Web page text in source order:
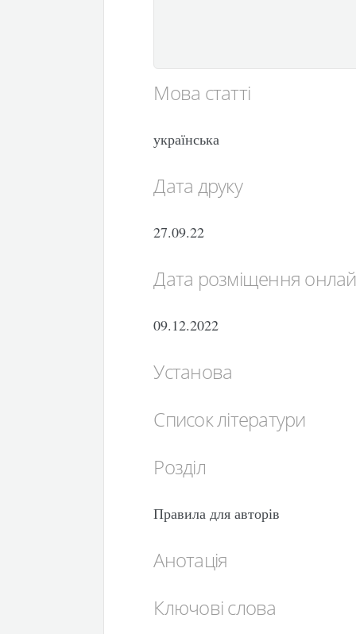
Мова статті
українська
Дата друку
27.09.22
Дата розміщення
09.12.2022
Установа
Список літератури
Розділ
Правила для авторів
Анотація
Ключові слова